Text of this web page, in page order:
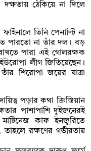
ঠেকিয়ে না দিলে
তিনি পেনাল্টি না
পারতো না তাঁর দল। বড়
পারা এই গোলরক্ষক
লীগ জিতিয়েছেন।
শিরোপা জয়ের যাত্রা
পড়ার কথা ক্রিস্তিয়ান
পাশাপাশি দুইজনেরই
কাফ ইনজুরিতে
রক্ষণের গভীরতায়